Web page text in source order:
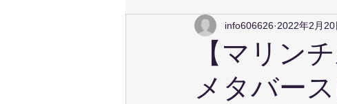
【マリン
メタバース
info606626 2022年2月20